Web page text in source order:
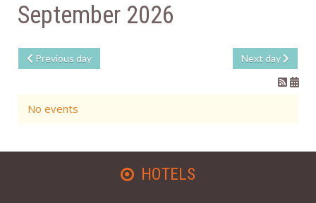
September 2026
Previous day Next day
No events
HOTELS